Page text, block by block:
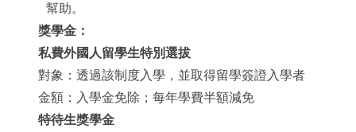
幫助。
獎學金：
私費外國人留學生特別選拔
對象：透過該制度入學，並取得留學簽證入學者
金額：入學金免除；每年學費半額減免
特待生獎學金